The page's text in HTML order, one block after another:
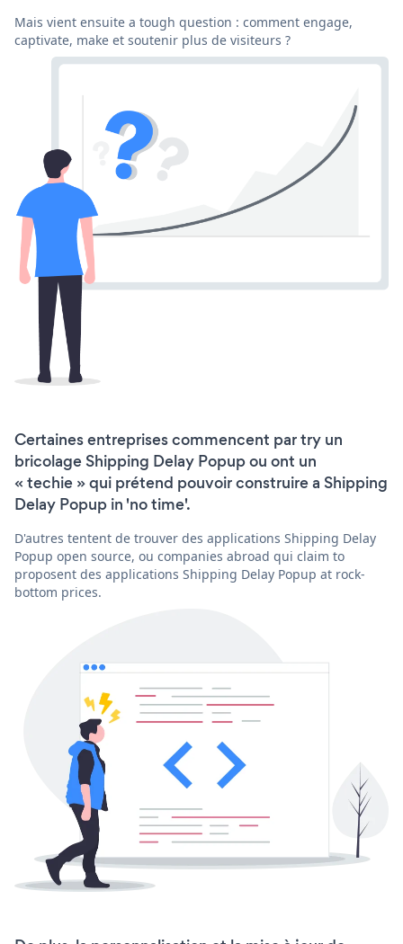
Mais vient ensuite a tough question : comment engage,
captivate, make et soutenir plus de visiteurs ?
Certaines entreprises commencent par try un
bricolage Shipping Delay Popup ou ont un
« techie » qui prétend pouvoir construire a Shipping
Delay Popup in 'no time'.
D'autres tentent de trouver des applications Shipping Delay
Popup open source, ou companies abroad qui claim to
proposent des applications Shipping Delay Popup at rock-
bottom prices.